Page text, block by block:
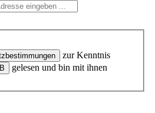
zur Kenntnis
gelesen und bin mit ihnen